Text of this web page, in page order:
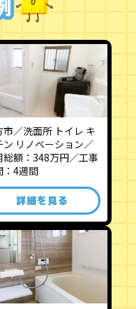
市／洗面所 トイレ キ
ン リノベーション／
総額：348万円／工事
：4週間
詳細を見る